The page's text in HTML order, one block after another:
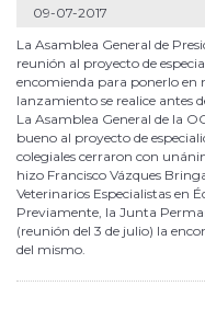
09-07-2017
La Asamblea General de
reunión al proyecto de
encomienda para ponerlo en
lanzamiento se realice antes
La Asamblea General de la
bueno al proyecto de
colegiales cerraron con
hizo Francisco Vázques
Veterinarios Especialistas en
Previamente, la Junta
(reunión del 3 de julio) la
del mismo.